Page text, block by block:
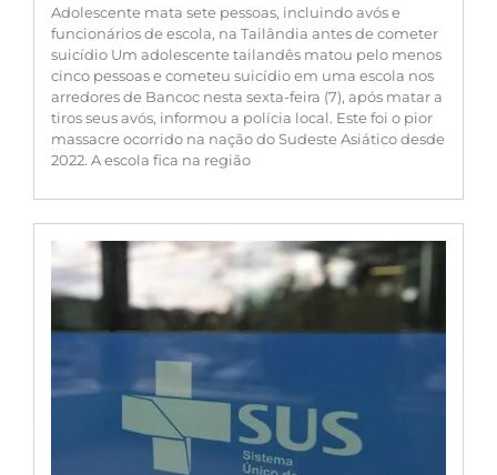
Adolescente mata sete pessoas, incluindo avós e
funcionários de escola, na Tailândia antes de cometer
suicídio Um adolescente tailandês matou pelo menos
cinco pessoas e cometeu suicídio em uma escola nos
arredores de Bancoc nesta sexta-feira (7), após matar a
tiros seus avós, informou a polícia local. Este foi o pior
massacre ocorrido na nação do Sudeste Asiático desde
2022. A escola fica na região